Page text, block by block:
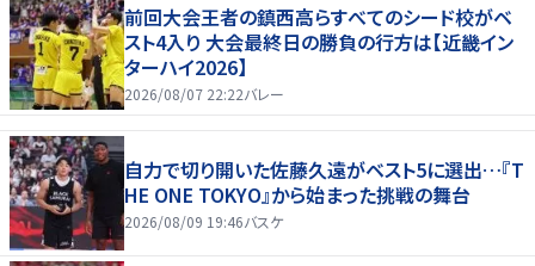
前回大会王者の鎮西高らすべてのシード校がベ
スト4入り 大会最終日の勝負の行方は【近畿イン
ターハイ2026】
2026/08/07 22:22バレー
自力で切り開いた佐藤久遠がベスト5に選出…『T
HE ONE TOKYO』から始まった挑戦の舞台
2026/08/09 19:46バスケ